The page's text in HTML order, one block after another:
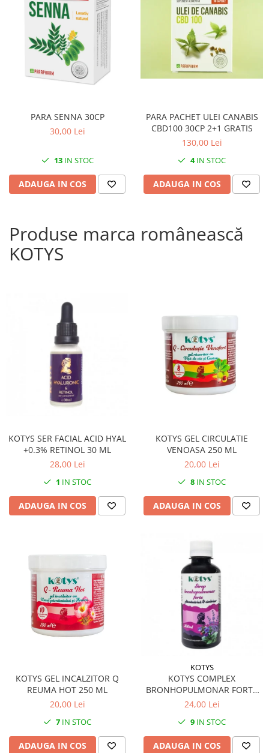
PARA SENNA 30CP
30,00 Lei
13IN STOC
ADAUGA IN COS
PARA PACHET ULEI CANABIS
CBD100 30CP 2+1 GRATIS
130,00 Lei
4IN STOC
ADAUGA IN COS
Produse marca românească
KOTYS
KOTYS SER FACIAL ACID HYAL
+0.3% RETINOL 30 ML
28,00 Lei
1 IN STOC
ADAUGA IN COS
KOTYS GEL CIRCULATIE
VENOASA 250 ML
20,00 Lei
8 IN STOC
ADAUGA IN COS
KOTYS GEL INCALZITOR Q
REUMA HOT 250 ML
20,00 Lei
7 IN STOC
ADAUGA IN COS
KOTYS
KOTYS COMPLEX
BRONHOPULMONAR FORTE
SIROP 200 ML
24,00 Lei
9 IN STOC
ADAUGA IN COS